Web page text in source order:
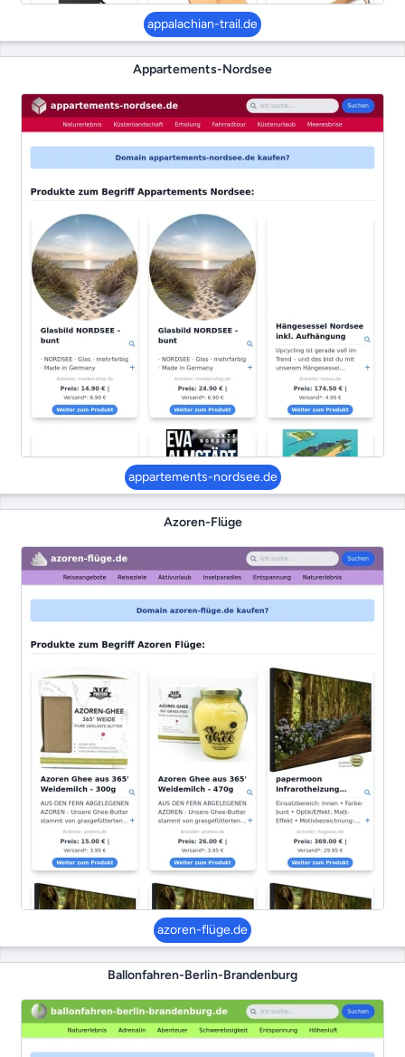
appalachian-trail.de
Appartements-Nordsee
appartements-nordsee.de
Azoren-Flüge
azoren-flüge.de
Ballonfahren-Berlin-Brandenburg